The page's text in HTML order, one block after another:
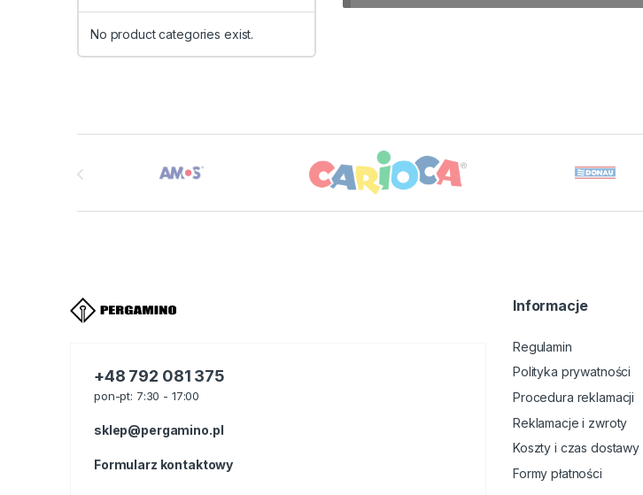
No product categories exist.
+48 792 081 375
pon-pt: 7:30 - 17:00
sklep@pergamino.pl
Formularz kontaktowy
Informacje
Regulamin
Polityka prywatności
Procedura reklamacji
Reklamacje i zwroty
Koszty i czas dostawy
Formy płatności